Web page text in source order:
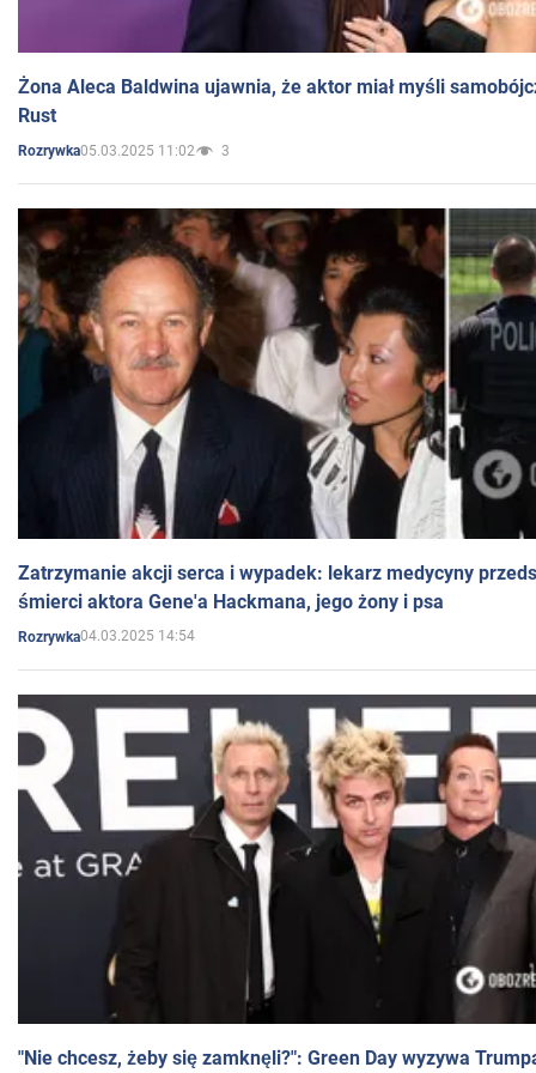
Żona Aleca Baldwina ujawnia, że aktor miał myśli
Rust
Rozrywka05.03.2025 11:02 3
Zatrzymanie akcji serca i wypadek: lekarz medycyny
śmierci aktora Gene'a Hackmana, jego żony i psa
Rozrywka04.03.2025 14:54
"Nie chcesz, żeby się zamknęli?": Green Day wyzywa